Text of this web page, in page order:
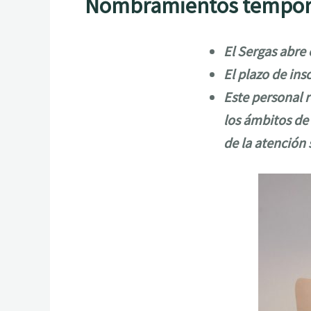
Nombramientos
El Sergas
El plazo de
Este personal
los ámbitos
de la atención